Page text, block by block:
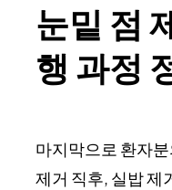
눈밑 점
행 과정
마지막으로 환자
제거 직후, 실밥 제